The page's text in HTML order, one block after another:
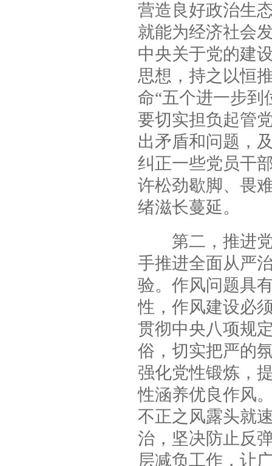
营造良好政治生
就能为经济社会
中央关于党的建
思想，持之以恒
命“五个进一步到
要切实担负起管
出矛盾和问题，
纠正一些党员干
许松劲歇脚、畏
绪滋长蔓延。
第二，推进党
手推进全面从严
验。作风问题具
性，作风建设必
贯彻中央八项规
俗，切实把严的
强化党性锻炼，
性涵养优良作风
不正之风露头就
治，坚决防止反
层减负工作，让